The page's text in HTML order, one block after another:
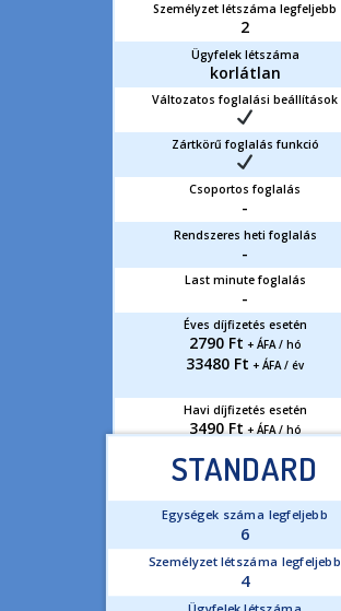
Személyzet létszáma legfeljebb
2
Ügyfelek létszáma
korlátlan
Változatos foglalási beállítások
Zártkörű foglalás funkció
Csoportos foglalás
-
Rendszeres heti foglalás
-
Last minute foglalás
-
Éves díjfizetés esetén
2790 Ft + ÁFA / hó
33480 Ft + ÁFA / év
Havi díjfizetés esetén
3490 Ft+ ÁFA / hó
STANDARD
Egységek száma legfeljebb
6
Személyzet létszáma legfeljebb
4